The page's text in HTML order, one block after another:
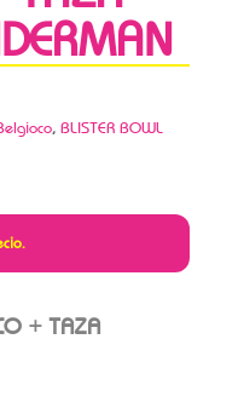
, BLISTER BOWL
+ TAZA